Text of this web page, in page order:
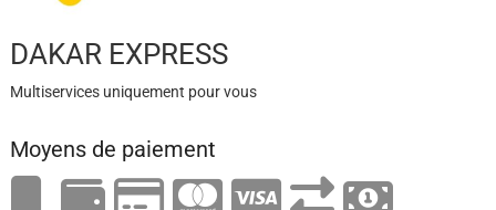
DAKAR EXPRESS
Multiservices uniquement pour vous
Moyens de paiement